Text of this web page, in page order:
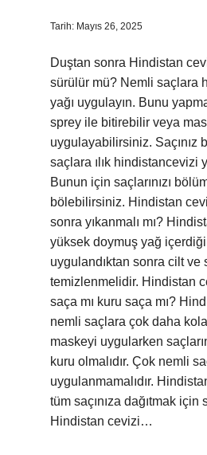
Tarih: Mayıs 26, 2025
Duştan sonra Hindistan
sürülür mü? Nemli saçlara
yağı uygulayın. Bunu
sprey ile bitirebilir veya
uygulayabilirsiniz. Saçınız
saçlara ılık hindistancevizi
Bunun için saçlarınızı
bölebilirsiniz. Hindistan
sonra yıkanmalı mı?
yüksek doymuş yağ
uygulandıktan sonra cilt ve
temizlenmelidir. Hindistan
saça mı kuru saça mı?
nemli saçlara çok daha
maskeyi uygularken
kuru olmalıdır. Çok nemli
uygulanmamalıdır.
tüm saçınıza dağıtmak için
Hindistan cevizi…